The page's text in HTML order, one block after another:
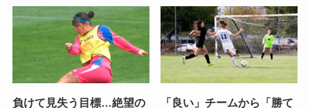
負けて見失う目標…絶望の
「良い」チームから「勝て